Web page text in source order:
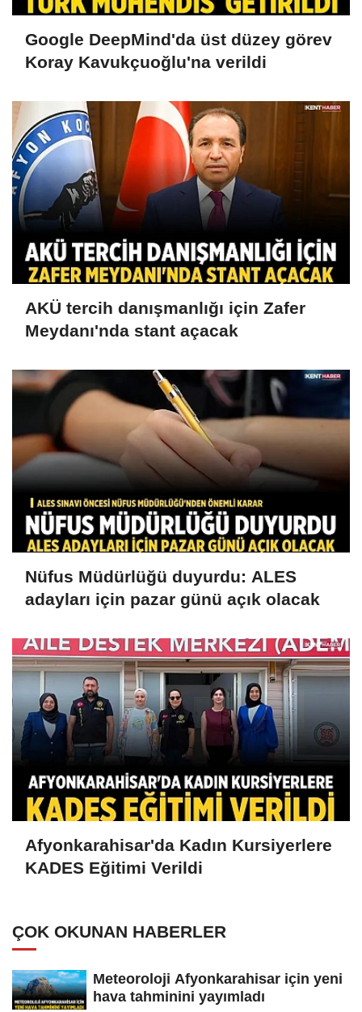
Google DeepMind'da üst düzey görev
Koray Kavukçuoğlu'na verildi
AKÜ tercih danışmanlığı için Zafer
Meydanı'nda stant açacak
Nüfus Müdürlüğü duyurdu: ALES
adayları için pazar günü açık olacak
Afyonkarahisar'da Kadın Kursiyerlere
KADES Eğitimi Verildi
ÇOK OKUNAN HABERLER
Meteoroloji Afyonkarahisar için yeni
hava tahminini yayımladı